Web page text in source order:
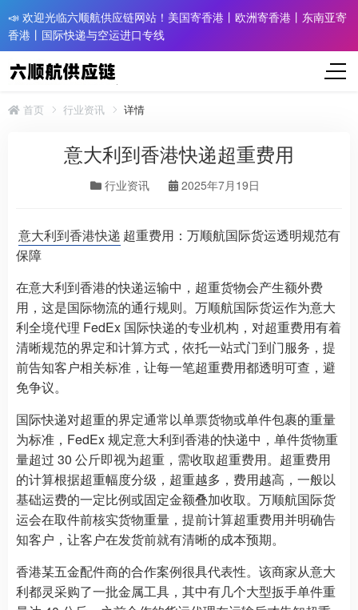
📣 欢迎光临六顺航供应链网站！美国寄香港丨欧洲寄香港丨东南亚寄
香港丨国际快递与空运进口专线
首页 行业资讯 详情
意大利到香港快递超重费用
行业资讯 2025年7月19日
意大利到香港快递 超重费用：万顺航国际货运透明规范有
保障
在意大利到香港的快递运输中，超重货物会产生额外费
用，这是国际物流的通行规则。万顺航国际货运作为意大
利全境代理 FedEx 国际快递的专业机构，对超重费用有着
清晰规范的界定和计算方式，依托一站式门到门服务，提
前告知客户相关标准，让每一笔超重费用都透明可查，避
免争议。
国际快递对超重的界定通常以单票货物或单件包裹的重量
为标准，FedEx 规定意大利到香港的快递中，单件货物重
量超过 30 公斤即视为超重，需收取超重费用。超重费用
的计算根据超重幅度分级，超重越多，费用越高，一般以
基础运费的一定比例或固定金额叠加收取。万顺航国际货
运会在取件前核实货物重量，提前计算超重费用并明确告
知客户，让客户在发货前就有清晰的成本预期。
香港某五金配件商的合作案例很具代表性。该商家从意大
利都灵采购了一批金属工具，其中有几个大型扳手单件重